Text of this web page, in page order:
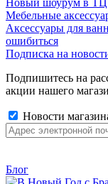
Новый шоурум в ТЦ
Мебельные
Аксессуары для
ошибиться
Подписка на
Подпишитесь на
акции нашего
Новости
Блог